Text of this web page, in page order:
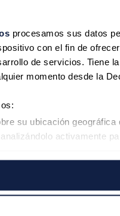
procesamos sus datos
con el fin de
de servicios. Tiene
momento desde la
su ubicación
activamente
para personalizar el